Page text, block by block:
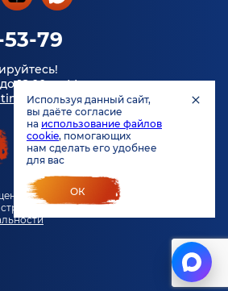
79
18:00 по Москве.
запрещено.
Используя данный сайт,
вы даёте согласие
на использование файлов
cookie, помогающих
нам сделать его удобнее
для вас
ОК